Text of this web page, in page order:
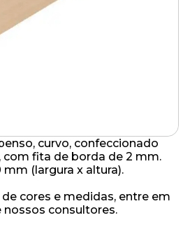
curvo, confeccionado
com fita de borda de 2 mm.
mm (largura x altura).
cores e medidas, entre em
consultores.